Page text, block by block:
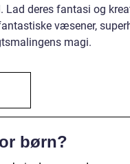
Lad deres fantasi og
væsener,
magi.
børn?